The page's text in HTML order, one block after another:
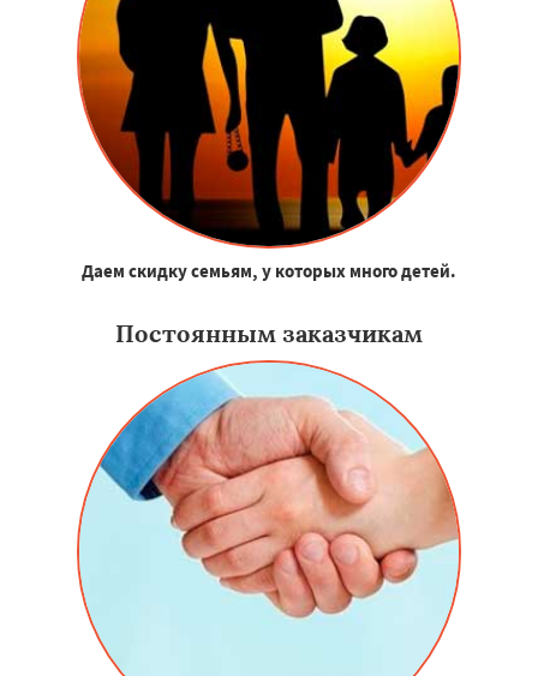
Даем скидку семьям, у которых много детей.
Постоянным заказчикам